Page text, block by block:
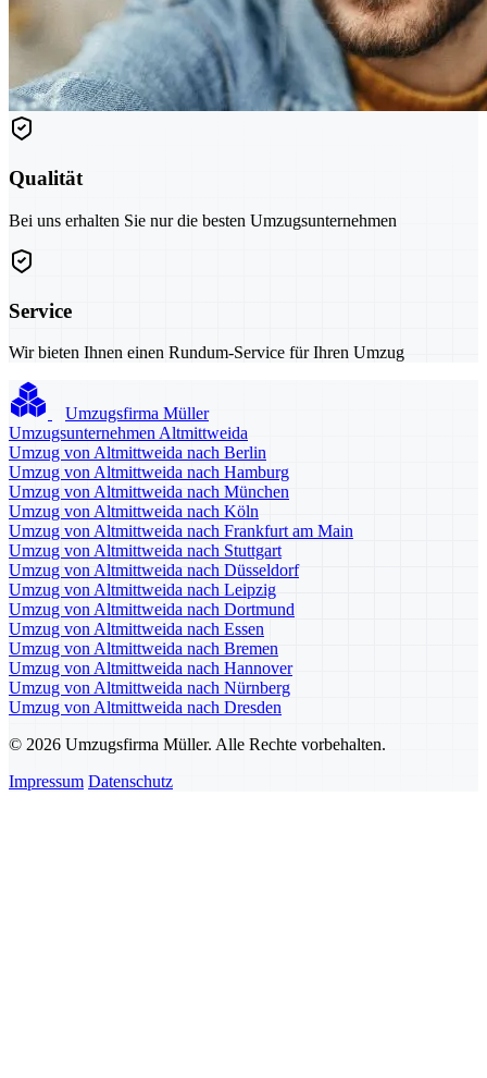
Qualität
Bei uns erhalten Sie nur die besten Umzugsunternehmen
Service
Wir bieten Ihnen einen Rundum-Service für Ihren Umzug
Umzugsfirma Müller
Umzugsunternehmen Altmittweida
Umzug von Altmittweida nach Berlin
Umzug von Altmittweida nach Hamburg
Umzug von Altmittweida nach München
Umzug von Altmittweida nach Köln
Umzug von Altmittweida nach Frankfurt am Main
Umzug von Altmittweida nach Stuttgart
Umzug von Altmittweida nach Düsseldorf
Umzug von Altmittweida nach Leipzig
Umzug von Altmittweida nach Dortmund
Umzug von Altmittweida nach Essen
Umzug von Altmittweida nach Bremen
Umzug von Altmittweida nach Hannover
Umzug von Altmittweida nach Nürnberg
Umzug von Altmittweida nach Dresden
© 2026 Umzugsfirma Müller. Alle Rechte vorbehalten.
Impressum Datenschutz